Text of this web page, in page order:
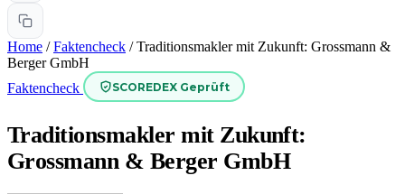
Home / Faktencheck / Traditionsmakler mit Zukunft: Grossmann &
Berger GmbH
Faktencheck
SCOREDEX Geprüft
Traditionsmakler mit Zukunft:
Grossmann & Berger GmbH